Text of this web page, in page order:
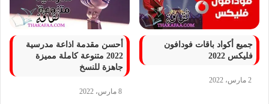
جميع أكواد باقات فودافون
فلیکس 2022
2 مارس، 2022
أحسن مقدمة اذاعة مدرسية
2022 متنوعة كاملة مميزة
جاهزة للنسخ
8 مارس، 2022